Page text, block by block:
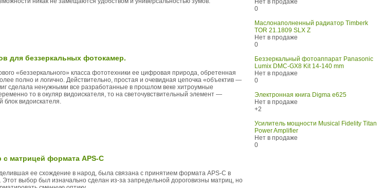
для беззеркальных фотокамер.
«беззеркального» класса фототехники ее цифровая природа, обретенная
полно и логично. Действительно, простая и очевидная цепочка «объектив —
сделала ненужными все разработанные в прошлом веке хитроумные
то в окуляр видоискателя, то на светочувствительный элемент —
блок видоискателя.
матрицей формата APS-C
ее схождение в народ, была связана с принятием формата APS-C в
Этот выбор был изначально сделан из-за запредельной дороговизны матриц, но
Нет в продаже
0
Маслонаполненный радиатор Timberk
TOR 21.1809 SLX Z
Нет в продаже
0
Беззеркальный фотоаппарат Panasonic
Lumix DMC-GX8 Kit 14-140 mm
Нет в продаже
0
Электронная книга Digma е625
Нет в продаже
+2
Усилитель мощности Musical Fidelity Titan
Power Amplifier
Нет в продаже
0